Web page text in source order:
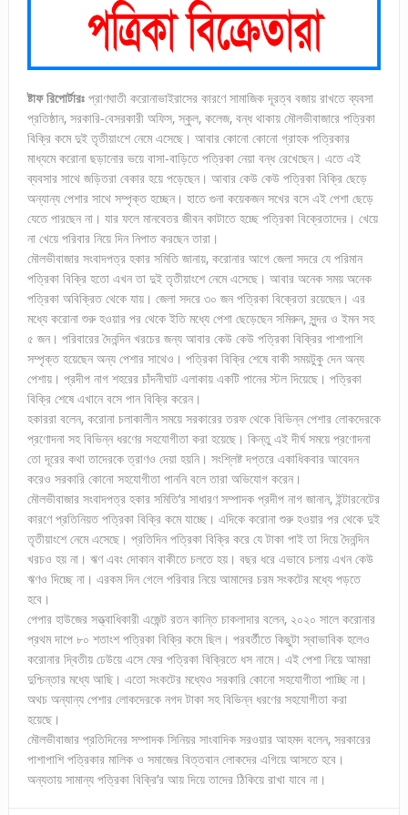
ষ্টাফ রিপোর্টারঃপ্রাণঘাতী করোনাভাইরাসের কারণে সামাজিক দূরত্ব বজায় রাখতে ব্যবসা
প্রতিষ্ঠান, সরকারি-বেসরকারী অফিস, স্কুল, কলেজ, বন্ধ থাকায় মৌলভীবাজারে পত্রিকা
বিক্রি কমে দুই তৃতীয়াংশে নেমে এসেছে। আবার কোনো কোনো গ্রাহক পত্রিকার
মাধ্যমে করোনা ছড়ানোর ভয়ে বাসা-বাড়িতে পত্রিকা নেয়া বন্ধ রেখেছেন। এতে এই
ব্যবসার সাথে জড়িতরা বেকার হয়ে পড়েছেন। আবার কেউ কেউ পত্রিকা বিক্রি ছেড়ে
অন্যান্য পেশার সাথে সম্পৃক্ত হচ্ছেন। হাতে গুনা কয়েকজন সখের বসে এই পেশা ছেড়ে
যেতে পারছেন না। যার ফলে মানবেতর জীবন কাটাতে হচ্ছে পত্রিকা বিক্রেতাদের। খেয়ে
না খেয়ে পরিবার নিয়ে দিন নিপাত করছেন তারা।
মৌলভীবাজার সংবাদপত্র হকার সমিতি জানায়, করোনার আগে জেলা সদরে যে পরিমান
পত্রিকা বিক্রি হতো এখন তা দুই তৃতীয়াংশে নেমে এসেছে। আবার অনেক সময় অনেক
পত্রিকা অবিক্রিত থেকে যায়। জেলা সদরে ৩০ জন পত্রিকা বিক্রেতা রয়েছেন। এর
মধ্যে করোনা শুরু হওয়ার পর থেকে ইতি মধ্যে পেশা ছেড়েছেন সমিরুন, সুন্দর ও ইমন সহ
৫ জন। পরিবারের দৈনন্দিন খরচের জন্য আবার কেউ কেউ পত্রিকা বিক্রির পাশাপাশি
সম্পৃক্ত হয়েছেন অন্য পেশার সাথেও। পত্রিকা বিক্রি শেষে বাকী সময়টুকু দেন অন্য
পেশায়। প্রদীপ নাগ শহরের চাঁদনীঘাট এলাকায় একটি পানের স্টল দিয়েছে। পত্রিকা
বিক্রি শেষে এখানে বসে পান বিক্রি করেন।
হকাররা বলেন, করোনা চলাকালীন সময়ে সরকারের তরফ থেকে বিভিন্ন পেশার লোকদেরকে
প্রণোদনা সহ বিভিন্ন ধরণের সহযোগীতা করা হয়েছে। কিন্তু এই দীর্ঘ সময়ে প্রণোদনা
তো দূরের কথা তাদেরকে ত্রাণও দেয়া হয়নি। সংশ্লিষ্ট দপ্তরে একাধিকবার আবেদন
করেও সরকারি কোনো সহযোগীতা পাননি বলে তারা অভিযোগ করেন।
মৌলভীবাজার সংবাদপত্র হকার সমিতি’র সাধারণ সম্পাদক প্রদীপ নাগ জানান, ইন্টারনেটের
কারণে প্রতিনিয়ত পত্রিকা বিক্রি কমে যাচ্ছে। এদিকে করোনা শুরু হওয়ার পর থেকে দুই
তৃতীয়াংশে নেমে এসেছে। প্রতিদিন পত্রিকা বিক্রি করে যে টাকা পাই তা দিয়ে দৈনন্দিন
খরচও হয় না। ঋণ এবং দোকান বাকীতে চলতে হয়। বছর ধরে এভাবে চলায় এখন কেউ
ঋণও দিচ্ছে না। এরকম দিন গেলে পরিবার নিয়ে আমাদের চরম সংকটের মধ্যে পড়তে
হবে।
পেপার হাউজের সত্ত্বাধিকারী এজেন্ট রতন কান্তি চাকলাদার বলেন, ২০২০ সালে করোনার
প্রথম দাপে ৮০ শতাংশ পত্রিকা বিক্রি কমে ছিল। পরবর্তীতে কিছুটা স্বাভাবিক হলেও
করোনার দ্বিতীয় ঢেউয়ে এসে ফের পত্রিকা বিক্রিতে ধস নামে। এই পেশা নিয়ে আমরা
দুশ্চিন্তার মধ্যে আছি। এতো সংকটের মধ্যেও সরকারি কোনো সহযোগীতা পাচ্ছি না।
অথচ অন্যান্য পেশার লোকদেরকে নগদ টাকা সহ বিভিন্ন ধরণের সহযোগীতা করা
হয়েছে।
মৌলভীবাজার প্রতিদিনের সম্পাদক সিনিয়র সাংবাদিক সরওয়ার আহমদ বলেন, সরকারের
পাশাপাশি পত্রিকার মালিক ও সমাজের বিত্তবান লোকদের এগিয়ে আসতে হবে।
অন্যতায় সামান্য পত্রিকা বিক্রি’র আয় দিয়ে তাদের ঠিকিয়ে রাখা যাবে না।